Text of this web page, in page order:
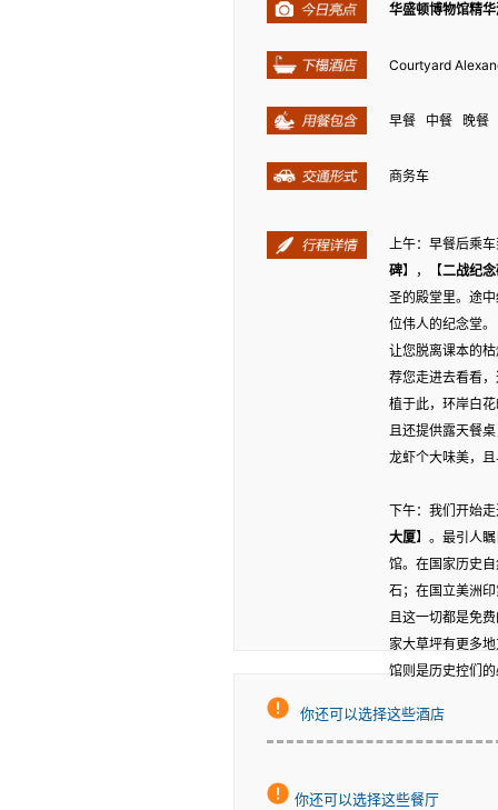
华盛顿博物馆精
Courtyard
早餐 中餐 晚餐
商务车
上午：早餐后乘
碑】，【二战纪
圣的殿堂里。途
位伟人的纪念堂
让您脱离课本的
荐您走进去看看
植于此，环岸白
且还提供露天餐
龙虾个大味美，
下午：我们开始
大厦】。最引人
馆。在国家历史
石；在国立美洲
且这一切都是免
家大草坪有更多
馆则是历史控们
你还可以选择这些酒店
你还可以选择这些餐厅